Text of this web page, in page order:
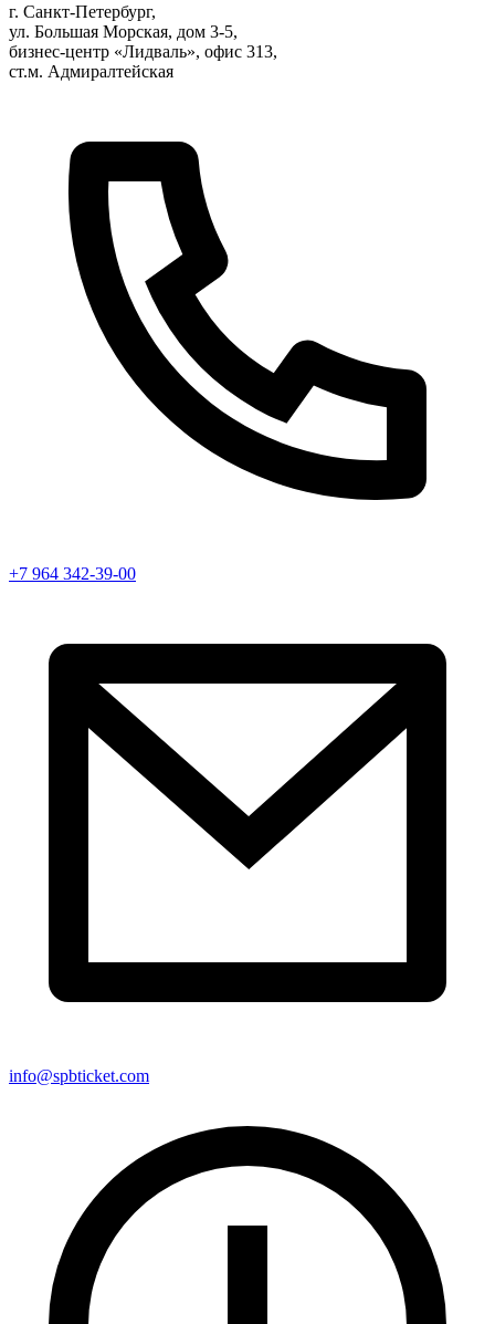
г. Санкт-Петербург,
ул. Большая Морская, дом 3-5,
бизнес-центр «Лидваль», офис 313,
ст.м. Адмиралтейская
+7 964 342-39-00
info@spbticket.com